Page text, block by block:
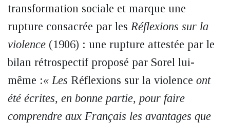
transformation sociale et marque une
rupture consacrée par les Réflexions sur la
violence (1906) : une rupture attestée par le
bilan rétrospectif proposé par Sorel lui-
même :« Les Réflexions sur la violence ont
été écrites, en bonne partie, pour faire
comprendre aux Français les avantages que